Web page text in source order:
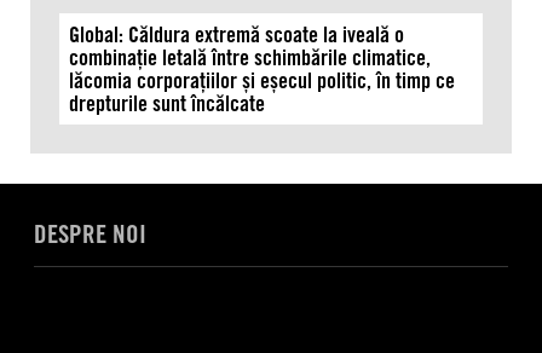
Global: Căldura extremă scoate la iveală o
combinație letală între schimbările climatice,
lăcomia corporațiilor și eșecul politic, în timp ce
drepturile sunt încălcate
DESPRE NOI